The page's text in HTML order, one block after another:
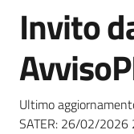
Bandi
strumenti
acquisto
Salta al contenuto
Invito
Ultimo
SATER: 26/02/2026